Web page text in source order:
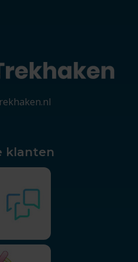
klanten